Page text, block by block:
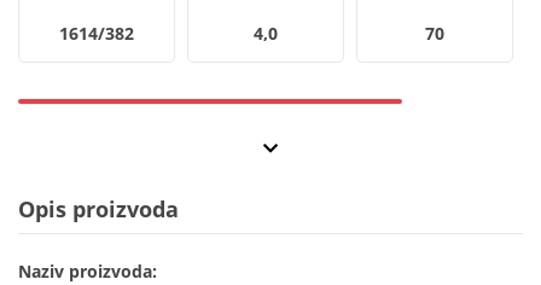
1614/382 4,0 70
Opis proizvoda
Naziv proizvoda: